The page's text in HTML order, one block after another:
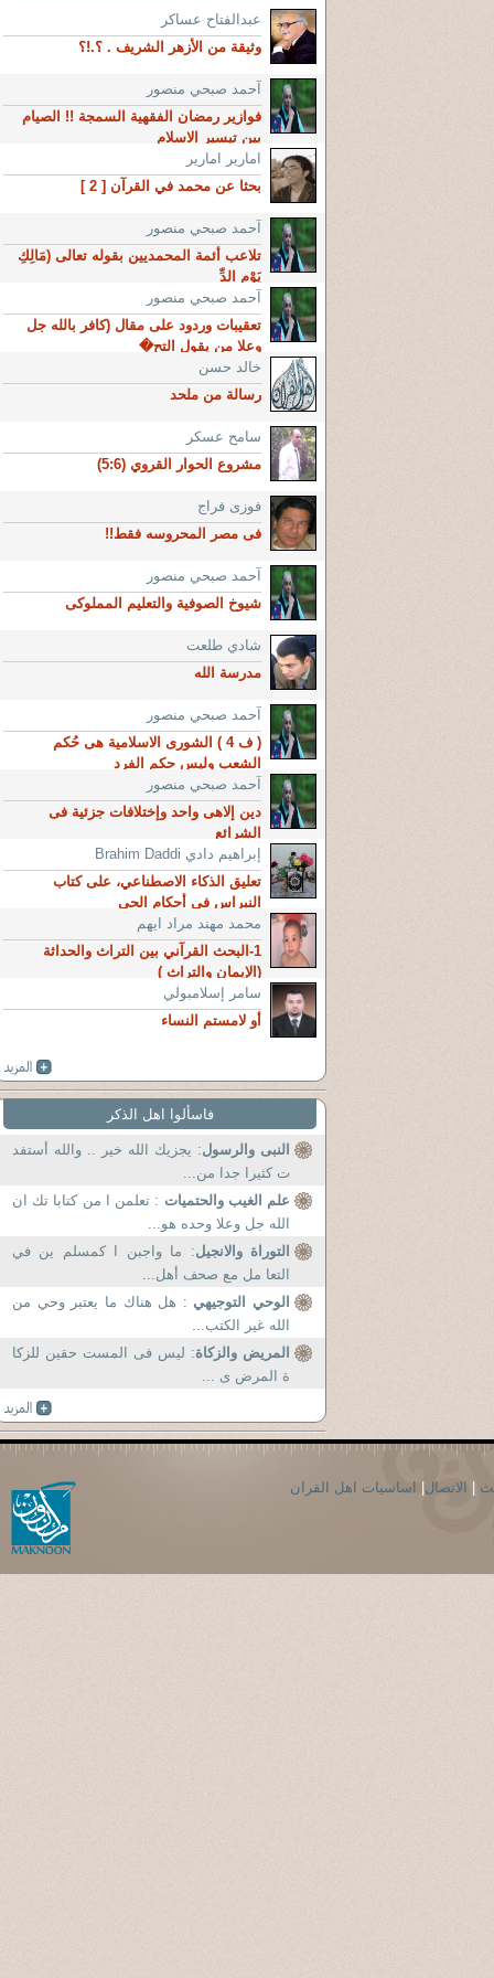
عبدالفتاح عساكر
وثيقة من الأزهر الشريف . ؟.!؟
آحمد صبحي منصور
فوازير رمضان الفقهية السمجة !! الصيام
بين تيسير الاسلام
امارير امارير
بحثا عن محمد في القرآن [ 2 ]
آحمد صبحي منصور
تلاعب أئمة المحمديين بقوله تعالى (مَالِكِ
يَوْمِ الدِّ
آحمد صبحي منصور
تعقيبات وردود على مقال (كافر بالله جل
وعلا من يقول التح�
خالد حسن
رسالة من ملحد
سامح عسكر
مشروع الحوار القروي (5:6)
فوزى فراج
فى مصر المحروسه فقط!!
آحمد صبحي منصور
شيوخ الصوفية والتعليم المملوكى
شادي طلعت
مدرسة الله
آحمد صبحي منصور
( ف 4 ) الشورى الاسلامية هى حُكم
الشعب وليس حكم الفرد
آحمد صبحي منصور
دين إلاهى واحد وإختلافات جزئية فى
الشرائع
إبراهيم دادي Brahim Daddi
تعليق الذكاء الاصطناعي، على كتاب
النبراس في أحكام الحي
محمد مهند مراد ايهم
1-البحث القرآني بين التراث والحداثة
(الإيمان والتراث )
سامر إسلامبولي
أو لامستم النساء
فاسألوا اهل الذكر
النبى والرسول: يجزيك الله خير .. والله أستفد
ت كثيرا جدا من...
علم الغيب والحتميات : تعلمن ا من كتابا تك ان
الله جل وعلا وحده هو...
التوراة والانجيل: ما واجبن ا كمسلم ين في
التعا مل مع صحف أهل...
الوحي التوجيهي : هل هناك ما يعتبر وحي من
الله غير الكتب...
المريض والزكاة: ليس فى المست حقين للزكا
ة المرض ى ...
الاتصال اساسيات اهل القران